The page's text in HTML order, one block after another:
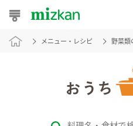
おうちレシピ
メニュー・レシピ 野菜類